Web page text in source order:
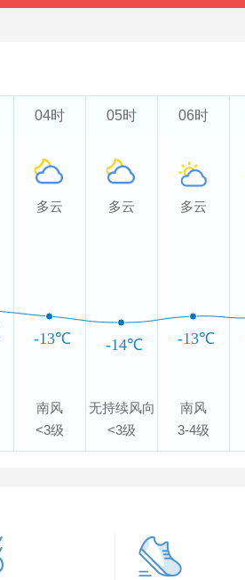
04时
多云
南风
<3级
05时
多云
无持续风向
<3级
06时
多云
南风
3-4级
-13℃ -14℃ -13℃